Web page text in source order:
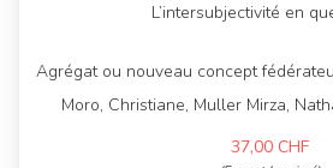
L’intersubjectivité en
Agrégat ou nouveau concept
Moro, Christiane, Muller Mirza,
37,00 CHF